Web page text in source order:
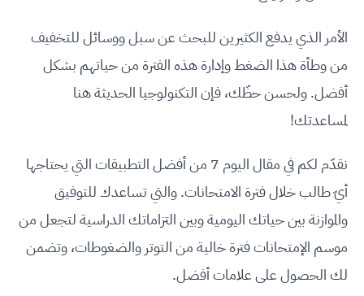
الأمر الذي يدفع الكثيرين للبحث عن سبل ووسائل للتخفيف
من وطأة هذا الضغط وإدارة هذه الفترة من حياتهم بشكل
أفضل. ولحسن حظّك، فإن التكنولوجيا الحديثة هنا
لمساعدتك!
نقدّم لكم في مقال اليوم 7 من أفضل التطبيقات التي يحتاجها
أيّ طالب خلال فترة الامتحانات. والتي تساعدك للتوفيق
والموازنة بين حياتك اليومية وبين التزاماتك الدراسية لتجعل من
موسم الإمتحانات فترة خالية من التوتر والضغوطات، وتضمن
لك الحصول على علامات أفضل.